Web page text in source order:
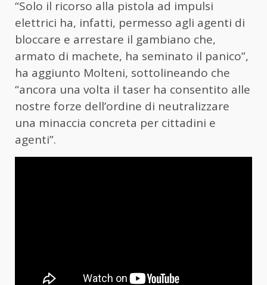
“Solo il ricorso alla pistola ad impulsi
elettrici ha, infatti, permesso agli agenti di
bloccare e arrestare il gambiano che,
armato di machete, ha seminato il panico”,
ha aggiunto Molteni, sottolineando che
“ancora una volta il taser ha consentito alle
nostre forze dell’ordine di neutralizzare
una minaccia concreta per cittadini e
agenti”.